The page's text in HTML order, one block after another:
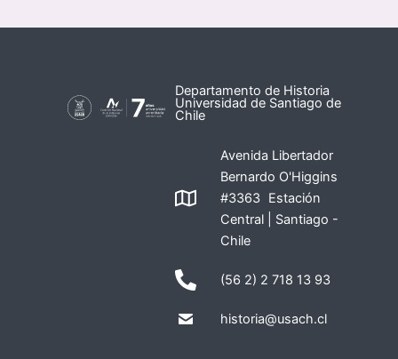
Departamento de Historia
Universidad de Santiago de
Chile
Avenida Libertador
Bernardo O'Higgins
#3363 Estación
Central | Santiago -
Chile
(56 2) 2 718 13 93
historia@usach.cl